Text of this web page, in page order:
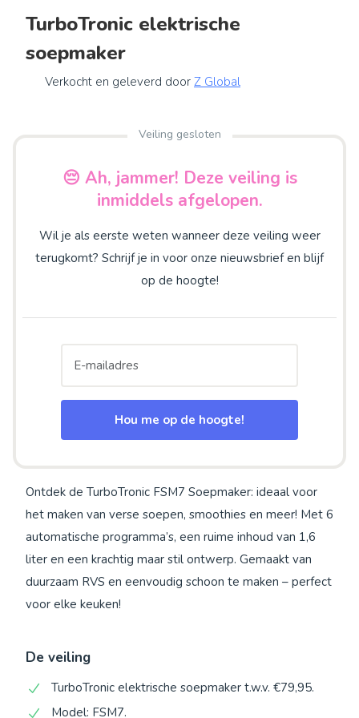
TurboTronic elektrische
soepmaker
Verkocht en geleverd door Z Global
Veiling gesloten
😔 Ah, jammer! Deze veiling is
inmiddels afgelopen.
Wil je als eerste weten wanneer deze veiling weer
terugkomt? Schrijf je in voor onze nieuwsbrief en blijf
op de hoogte!
Hou me op de hoogte!
Ontdek de TurboTronic FSM7 Soepmaker: ideaal voor
het maken van verse soepen, smoothies en meer! Met 6
automatische programma’s, een ruime inhoud van 1,6
liter en een krachtig maar stil ontwerp. Gemaakt van
duurzaam RVS en eenvoudig schoon te maken – perfect
voor elke keuken!
De veiling
TurboTronic elektrische soepmaker t.w.v. €79,95.
Model: FSM7.